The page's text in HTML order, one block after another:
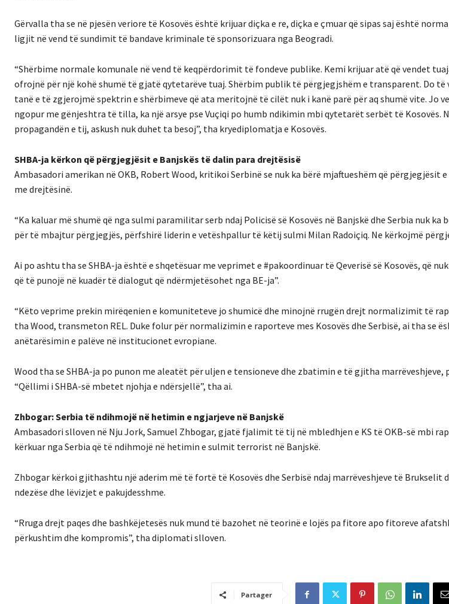
Gërvalla tha se në pjesën veriore të Kosovës është krijuar diçka e re, diçka e çmuar që sipas saj është
ligjit në vend të sundimit të bandave kriminale të sponsorizuara nga Beogradi.
“Shërbime normale komunale në vend të keqpërdorimit të fondeve publike. Kemi krijuar atë që vendet
ofrojnë për një kohë shumë të gjatë qytetarëve tuaj. Shërbim publik të përgjegjshëm e transparent. Do
tanë e të zgjerojmë spektrin e shërbimeve që ata meritojnë të cilët nuk i kanë parë për aq shumë vite. Jo
ngopur me gënjeshtra të tilla, ka një arsye pse Vuçiqi po humb ndikimin mbi qytetarët serbët të Kosovës.
propagandën e tij, askush nuk duhet ta besoj”, tha kryediplomatja e Kosovës.
SHBA-ja kërkon që përgjegjësit e Banjskës të dalin para drejtësisë
Ambasadori amerikan në OKB, Robert Wood, kritikoi Serbinë se nuk ka bërë mjaftueshëm që përgjegjësit
me drejtësinë.
“Ka kaluar më shumë që nga sulmi paramilitar serb ndaj Policisë së Kosovës në Banjskë dhe Serbia nuk ka
për të mbajtur përgjegjës, përfshirë liderin e vetëshpallur të këtij sulmi Milan Radoiçiq. Ne kërkojmë
Ai po ashtu tha se SHBA-ja është e shqetësuar me veprimet e #pakoordinuar të Qeverisë së Kosovës, që
që të punojë në kuadër të dialogut që ndërmjetësohet nga BE-ja”.
“Këto veprime prekin mirëqenien e komuniteteve jo shumicë dhe minojnë rrugën drejt normalizimit të
tha Wood, transmeton REL. Duke folur për normalizimin e raporteve mes Kosovës dhe Serbisë, ai tha se
anëtarësimin e palëve në institucionet evropiane.
Wood tha se SHBA-ja po punon me aleatët për uljen e tensioneve dhe zbatimin e të gjitha marrëveshjeve,
“Qëllimi i SHBA-së mbetet njohja e ndërsjellë”, tha ai.
​Zhbogar: Serbia të ndihmojë në hetimin e ngjarjeve në Banjskë
Ambasadori slloven në Nju Jork, Samuel Zhbogar, gjatë fjalimit të tij në mbledhjen e KS të OKB-së mbi
kërkuar nga Serbia që të ndihmojë në hetimin e sulmit terrorist në Banjskë.
Zhbogar kërkoi gjithashtu një aderim më të fortë të Kosovës dhe Serbisë ndaj marrëveshjeve të Brukselit
ndezëse dhe lëvizjet e pakujdesshme.
“Rruga drejt paqes dhe bashkëjetesës nuk mund të bazohet në teorinë e lojës pa fitore apo fitoreve
përkushtim dhe kompromis”, tha diplomati slloven.
Partager